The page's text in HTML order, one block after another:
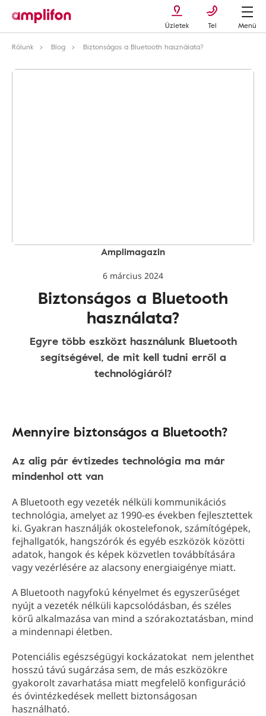
Üzletek Tel
Menü
Rólunk
Blog Biztonságos a Bluetooth használata?
Amplimagazin
6 március 2024
Biztonságos a Bluetooth
használata?
Egyre több eszközt használunk Bluetooth
segítségével, de mit kell tudni erről a
technológiáról?
Mennyire biztonságos a Bluetooth?
Az alig pár évtizedes technológia ma már
mindenhol ott van
A Bluetooth egy vezeték nélküli kommunikációs
technológia, amelyet az 1990-es években fejlesztettek
ki. Gyakran használják okostelefonok, számítógépek,
fejhallgatók, hangszórók és egyéb eszközök közötti
adatok, hangok és képek közvetlen továbbítására
vagy vezérlésére az alacsony energiaigénye miatt.
A Bluetooth nagyfokú kényelmet és egyszerűséget
nyújt a vezeték nélküli kapcsolódásban, és széles
körű alkalmazása van mind a szórakoztatásban, mind
a mindennapi életben.
Potenciális egészségügyi kockázatokat nem jelenthet
hosszú távú sugárzása sem, de más eszközökre
gyakorolt zavarhatása miatt megfelelő konfiguráció
és óvintézkedések mellett biztonságosan
használható.